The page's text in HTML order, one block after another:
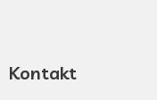
Kontakt